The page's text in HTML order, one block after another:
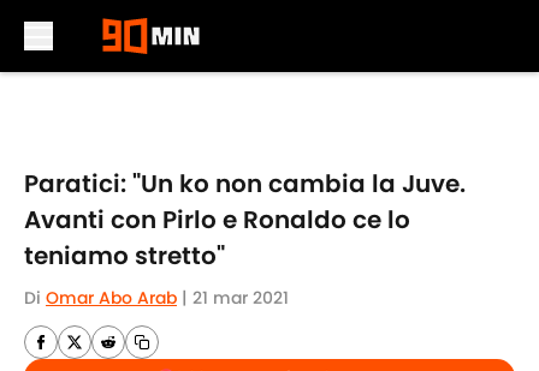
Paratici: "Un ko non cambia la Juve.
Avanti con Pirlo e Ronaldo ce lo
teniamo stretto"
Di Omar Abo Arab | 21 mar 2021